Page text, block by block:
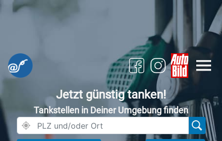
Jetzt günstig tanken!
Tankstellen in Deiner Umgebung finden